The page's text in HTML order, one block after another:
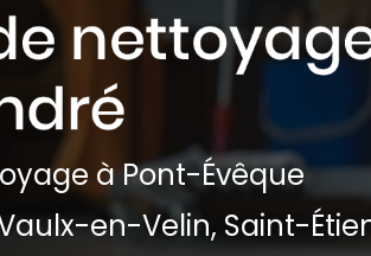
à Pont-Évêque
en-Velin, Saint-